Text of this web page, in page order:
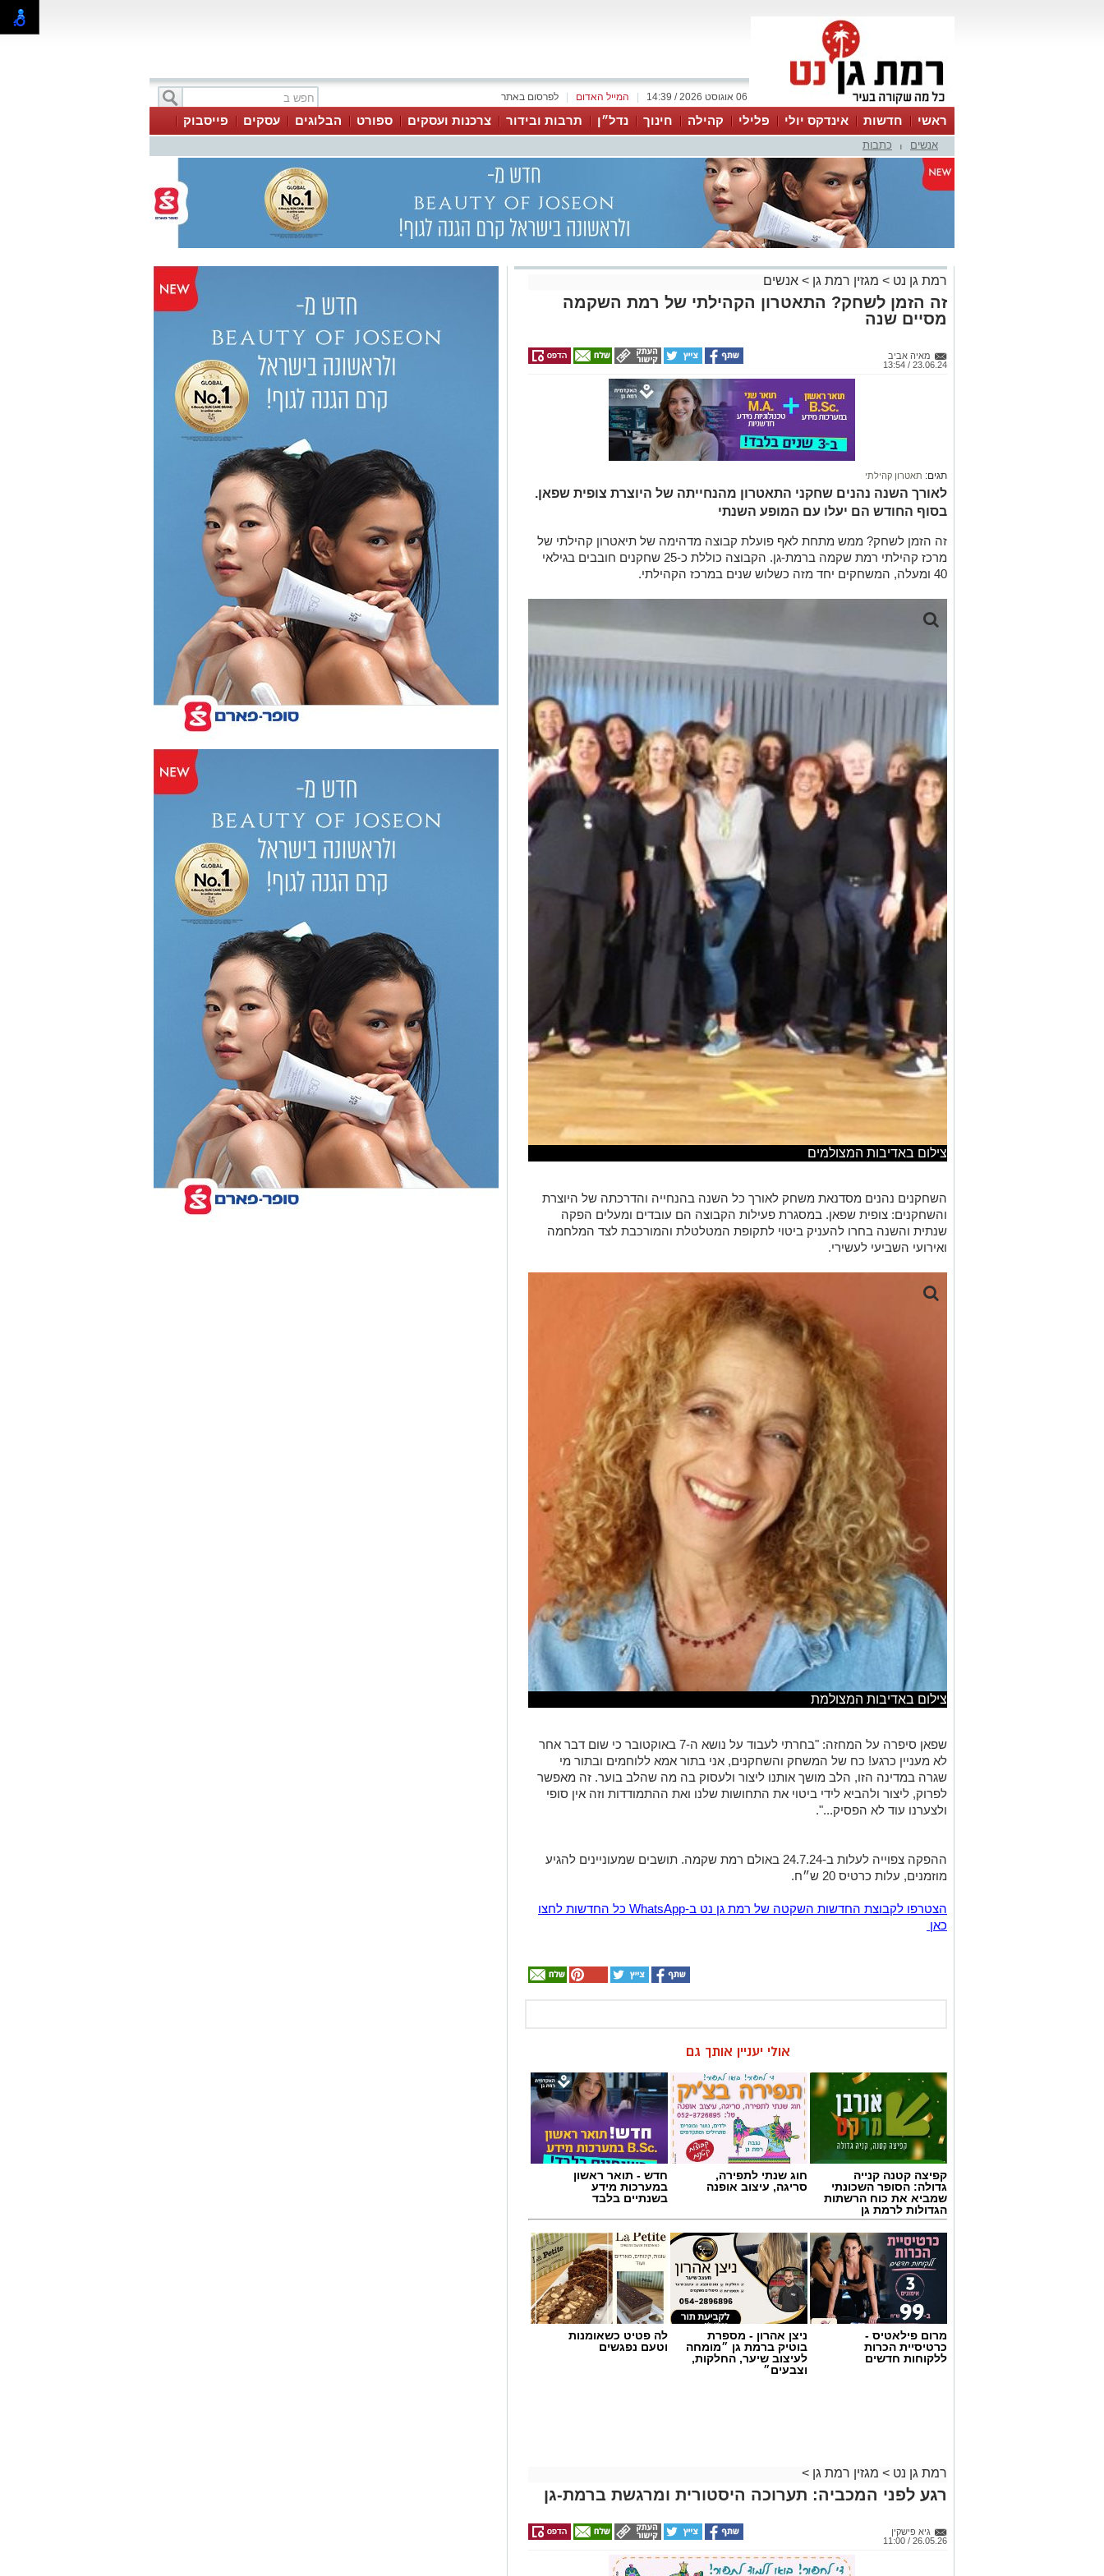
לפרסום באתר המייל האדום 06 אוגוסט 2026 / 14:39
ראשי חדשות אינדקס יולי פלילי קהילה חינוך נדל״ן תרבות ובידור צרכנות ועסקים ספורט הבלוגים עסקים
פייסבוק
ווטסאפ
אנשים כתבות
רמת גן נט > מגזין רמת גן > אנשים
זה הזמן לשחק? התאטרון הקהילתי של רמת השקמה
מסיים שנה
מאיה אביב
23.06.24 / 13:54
לאורך השנה נהנים שחקני התאטרון מהנחייתה של היוצרת צופית שפאן.
בסוף החודש הם יעלו עם המופע השנתי
זה הזמן לשחק? ממש מתחת לאף פועלת קבוצה מדהימה של תיאטרון קהילתי של
מרכז קהילתי רמת שקמה ברמת-גן. הקבוצה כוללת כ-25 שחקנים חובבים בגילאי
40 ומעלה, המשחקים יחד מזה כשלוש שנים במרכז הקהילתי.
צילום באדיבות המצולמים
השחקנים נהנים מסדנאת משחק לאורך כל השנה בהנחייה והדרכתה של היוצרת
והשחקנים: צופית שפאן. במסגרת פעילות הקבוצה הם עובדים ומעלים הפקה
שנתית והשנה בחרו להעניק ביטוי לתקופת המטלטלת והמורכבת לצד המלחמה
צילום באדיבות המצולמת
שפאן סיפרה על המחזה: "בחרתי לעבוד על נושא ה-7 באוקטובר כי שום דבר אחר
לא מעניין כרגע! כח של המשחק והשחקנים, אני בתור אמא ללוחמים ובתור מי
שגרה במדינה הזו, הלב מושך אותנו ליצור ולעסוק בה מה שהלב בוער. זה מאפשר
ולצערנו עוד לא הפסיק...".
ההפקה צפוייה לעלות ב-24.7.24 באולם רמת שקמה. תושבים שמעוניינים להגיע
מוזמנים, עלות כרטיס 20 ש״ח.
אולי יעניין אותך גם
קפיצה קטנה קנייה
גדולה: הסופר השכונתי
שמביא את כוח הרשתות
הגדולות לרמת גן
חוג שנתי לתפירה,
סריגה, עיצוב אופנה
חדש - תואר ראשון
במערכות מידע
בשנתיים בלבד
מרום פילאטיס -
כרטיסיית הכרות
ללקוחות חדשים
ניצן אהרון - מספרת
בוטיק ברמת גן ״מומחה
לעיצוב שיער, החלקות,
וצבעים״
לה פטיט כשאומנות
וטעם נפגשים
26.05.26 / 11:00